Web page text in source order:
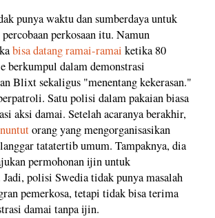
punya waktu dan sumberdaya untuk
perkosaan itu. Namun
bisa datang ramai-ramai ketika 80
berkumpul dalam demonstrasi
Blixt sekaligus "menentang kekerasan."
Satu polisi dalam pakaian biasa
aksi damai. Setelah acaranya berakhir,
orang yang mengorganisasikan
tatatertib umum. Tampaknya, dia
permohonan ijin untuk
polisi Swedia tidak punya masalah
pemerkosa, tetapi tidak bisa terima
damai tanpa ijin.